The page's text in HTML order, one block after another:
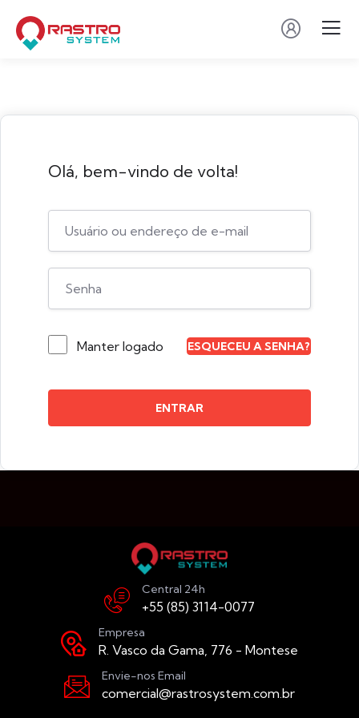
Olá, bem-vindo de volta!
Manter logado ESQUECEU A SENHA?
ENTRAR
Central 24h
+55 (85) 3114-0077
Empresa
R. Vasco da Gama, 776 - Montese
Envie-nos Email
comercial@rastrosystem.com.br